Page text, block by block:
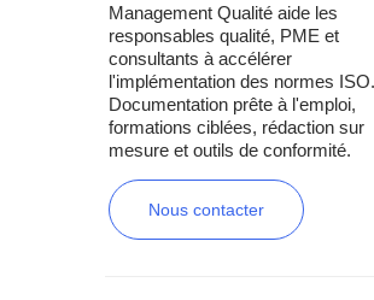
Management Qualité aide les
responsables qualité, PME et
consultants à accélérer
l'implémentation des normes ISO.
Documentation prête à l'emploi,
formations ciblées, rédaction sur
mesure et outils de conformité.
Nous contacter